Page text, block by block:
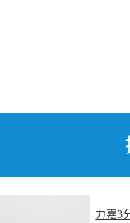
力嘉3